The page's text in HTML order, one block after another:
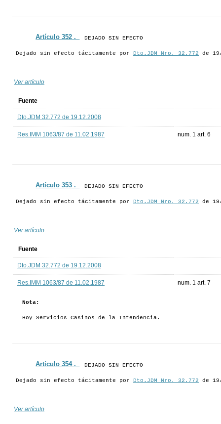
Artículo 352 ._ DEJADO SIN EFECTO
Dejado sin efecto tácitamente por Dto.JDM Nro. 32.772 de
Ver artículo
Fuente
Dto.JDM 32.772 de 19.12.2008
Res.IMM 1063/87 de 11.02.1987 num. 1 art. 6
Artículo 353 ._ DEJADO SIN EFECTO
Dejado sin efecto tácitamente por Dto.JDM Nro. 32.772 de
Ver artículo
Fuente
Dto.JDM 32.772 de 19.12.2008
Res.IMM 1063/87 de 11.02.1987 num. 1 art. 7
Nota:
Hoy Servicios Casinos de la Intendencia.
Artículo 354 ._ DEJADO SIN EFECTO
Dejado sin efecto tácitamente por Dto.JDM Nro. 32.772 de
Ver artículo